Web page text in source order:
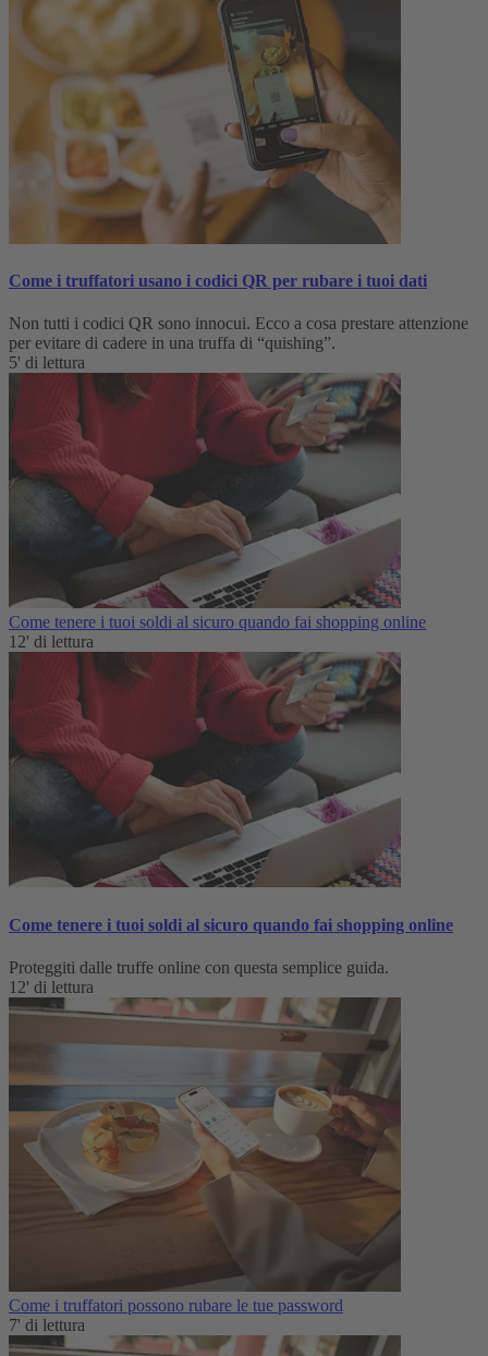
Come i truffatori usano i codici QR per rubare i tuoi dati
Non tutti i codici QR sono innocui. Ecco a cosa prestare attenzione
per evitare di cadere in una truffa di “quishing”.
5' di lettura
Come tenere i tuoi soldi al sicuro quando fai shopping online
12' di lettura
Come tenere i tuoi soldi al sicuro quando fai shopping online
Proteggiti dalle truffe online con questa semplice guida.
12' di lettura
Come i truffatori possono rubare le tue password
7' di lettura